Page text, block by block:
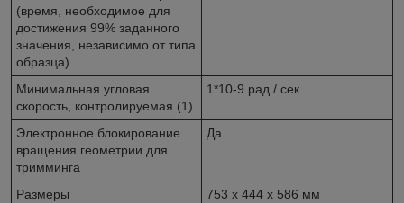
(время, необходимое для
достижения 99% заданного
значения, независимо от типа
образца)
Минимальная угловая
скорость, контролируемая (1)
1*10-9 рад / сек
Электронное блокирование
вращения геометрии для
тримминга
Да
Размеры
753 x 444 x 586 мм